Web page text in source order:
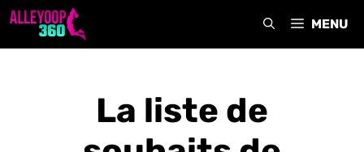
Aller
MENU
La liste de